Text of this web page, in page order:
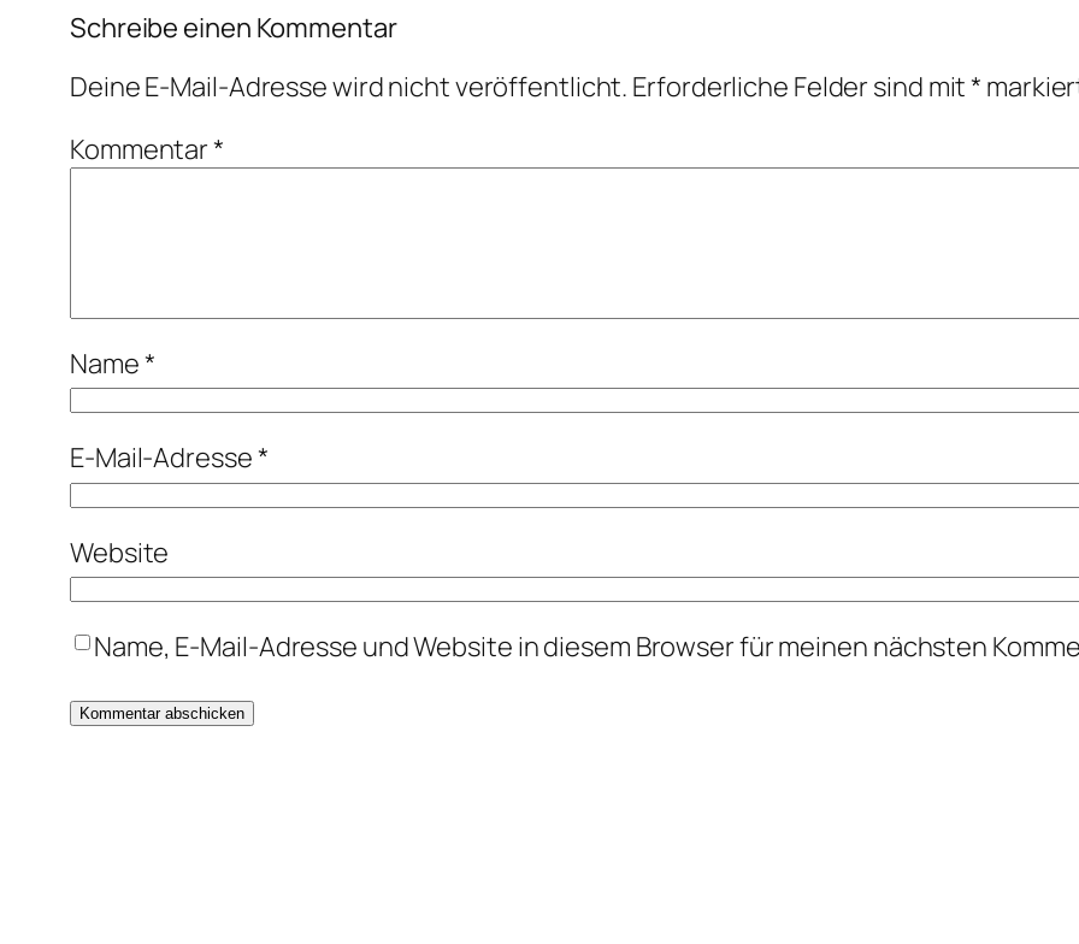
Schreibe einen Kommentar
Deine E-Mail-Adresse wird nicht veröffentlicht. Erforderliche Felder sind mit*
Kommentar*
Name*
E-Mail-Adresse*
Website
Name, E-Mail-Adresse und Website in diesem Browser für meinen nächsten